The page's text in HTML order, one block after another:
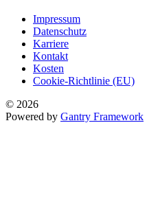
Impressum
Datenschutz
Karriere
Kontakt
Kosten
Cookie-Richtlinie (EU)
© 2026
Powered by Gantry Framework